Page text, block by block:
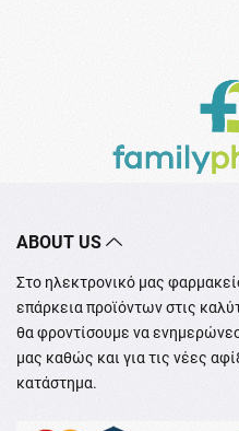
ABOUT US
Στο ηλεκτρονικό μας
επάρκεια προϊόντων στις
θα φροντίσουμε να
μας καθώς και για τις νέες
κατάστημα.